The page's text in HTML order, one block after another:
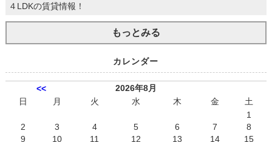
４LDKの賃貸情報！
もっとみる
カレンダー
<<
2026年8月
日
月 火 水 木 金
土
1
2
3 4 5 6 7
8
9
10 11 12 13 14
15